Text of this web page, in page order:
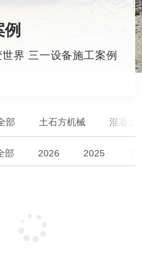
界 三一设备施工案例
部 土石方机械 混凝土
部 2026 2025